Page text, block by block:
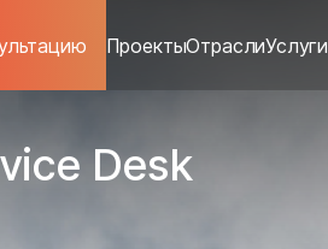
ПроектыОтраслиУслуги
Desk